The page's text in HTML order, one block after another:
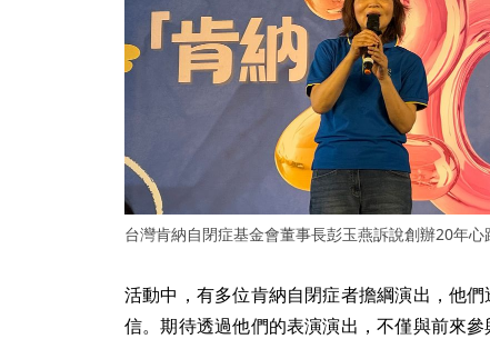
台灣肯納自閉症基金會董事長彭玉燕訴說創辦20年心
活動中，有多位肯納自閉症者擔綱演出，他
信。期待透過他們的表演演出，不僅與前來